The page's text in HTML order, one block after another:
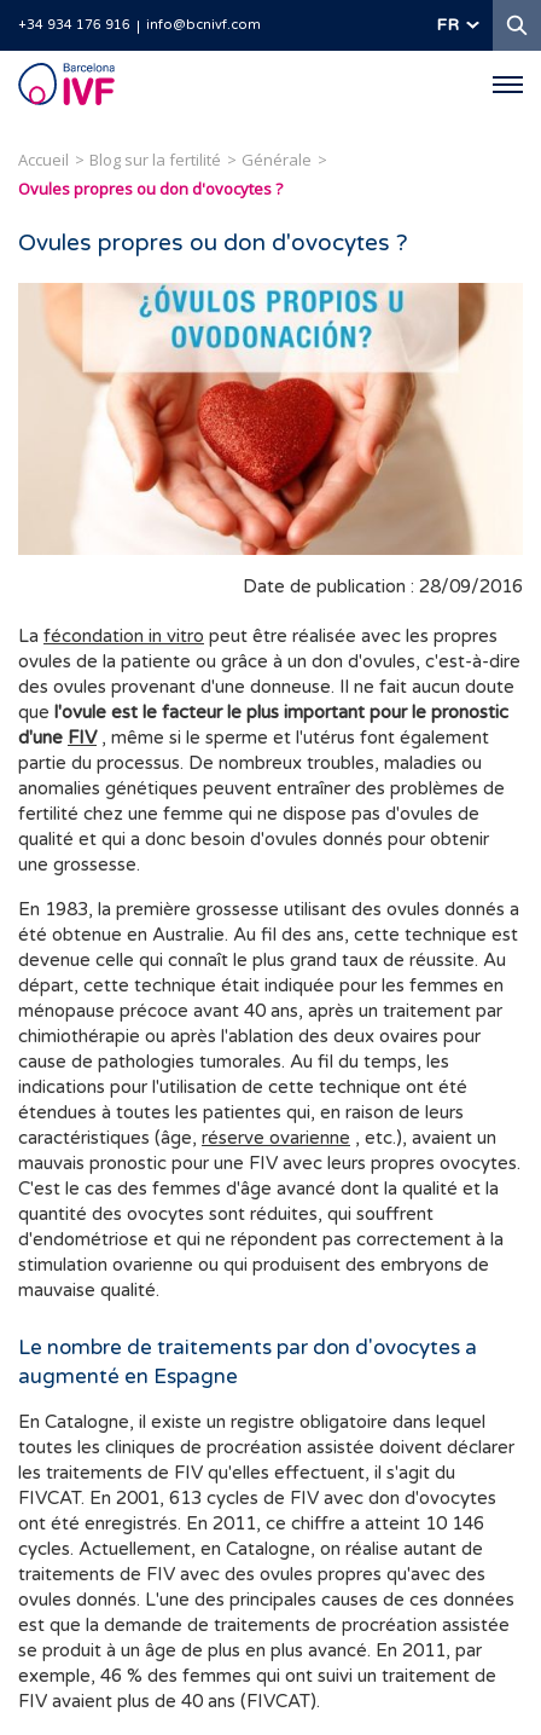
+34 934 176 916 info@bcnivf.com FR
Barcelona
IVF
Accueil Blog sur la fertilité
Générale
Ovules propres ou don d'ovocytes ?
Ovules propres ou don d'ovocytes ?
Date de publication : 28/09/2016
La fécondation in vitro
ovules de la patiente ou grâce à un don d'ovules, c'est-à-dire
des ovules provenant d'une donneuse. Il ne fait aucun doute
que l'ovule est le facteur le plus important pour le pronostic
d'une FIV , même si le sperme et l'utérus font également
partie du processus. De nombreux troubles, maladies ou
anomalies génétiques peuvent entraîner des problèmes de
fertilité chez une femme qui ne dispose pas d'ovules de
qualité et qui a donc besoin d'ovules donnés pour obtenir
une grossesse.
En 1983, la première grossesse utilisant des ovules donnés a
été obtenue en Australie. Au fil des ans, cette technique est
devenue celle qui connaît le plus grand taux de réussite. Au
départ, cette technique était indiquée pour les femmes en
ménopause précoce avant 40 ans, après un traitement par
chimiothérapie ou après l'ablation des deux ovaires pour
cause de pathologies tumorales. Au fil du temps, les
indications pour l'utilisation de cette technique ont été
étendues à toutes les patientes qui, en raison de leurs
caractéristiques (âge, réserve ovarienne , etc.), avaient un
mauvais pronostic pour une FIV avec leurs propres ovocytes.
C'est le cas des femmes d'âge avancé dont la qualité et la
quantité des ovocytes sont réduites, qui souffrent
d'endométriose et qui ne répondent pas correctement à la
stimulation ovarienne ou qui produisent des embryons de
mauvaise qualité.
Le nombre de traitements par don d'ovocytes a
augmenté en Espagne
En Catalogne, il existe un registre obligatoire dans lequel
toutes les cliniques de procréation assistée doivent déclarer
les traitements de FIV qu'elles effectuent, il s'agit du
FIVCAT. En 2001, 613 cycles de FIV avec don d'ovocytes
ont été enregistrés. En 2011, ce chiffre a atteint 10 146
cycles. Actuellement, en Catalogne, on réalise autant de
traitements de FIV avec des ovules propres qu'avec des
ovules donnés. L'une des principales causes de ces données
est que la demande de traitements de procréation assistée
se produit à un âge de plus en plus avancé. En 2011, par
exemple, 46 % des femmes qui ont suivi un traitement de
FIV avaient plus de 40 ans (FIVCAT).